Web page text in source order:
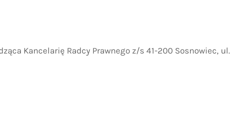
Kancelarię Radcy Prawnego z/s 41-200 Sosnowiec, ul.